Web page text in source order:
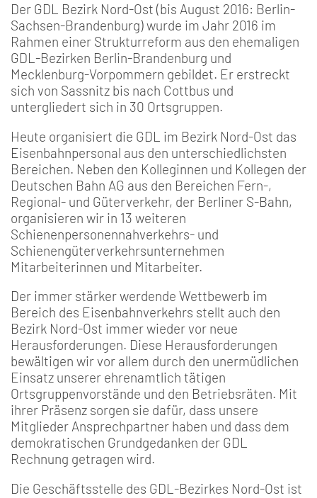
Der GDL Bezirk Nord-Ost (bis August 2016: Berlin-
Sachsen-Brandenburg) wurde im Jahr 2016 im
Rahmen einer Strukturreform aus den ehemaligen
GDL-Bezirken Berlin-Brandenburg und
Mecklenburg-Vorpommern gebildet. Er erstreckt
sich von Sassnitz bis nach Cottbus und
untergliedert sich in 30 Ortsgruppen.
Heute organisiert die GDL im Bezirk Nord-Ost das
Eisenbahnpersonal aus den unterschiedlichsten
Bereichen. Neben den Kolleginnen und Kollegen der
Deutschen Bahn AG aus den Bereichen Fern-,
Regional- und Güterverkehr, der Berliner S-Bahn,
organisieren wir in 13 weiteren
Schienenpersonennahverkehrs- und
Schienengüterverkehrsunternehmen
Mitarbeiterinnen und Mitarbeiter.
Der immer stärker werdende Wettbewerb im
Bereich des Eisenbahnverkehrs stellt auch den
Bezirk Nord-Ost immer wieder vor neue
Herausforderungen. Diese Herausforderungen
bewältigen wir vor allem durch den unermüdlichen
Einsatz unserer ehrenamtlich tätigen
Ortsgruppenvorstände und den Betriebsräten. Mit
ihrer Präsenz sorgen sie dafür, dass unsere
Mitglieder Ansprechpartner haben und dass dem
demokratischen Grundgedanken der GDL
Rechnung getragen wird.
Die Geschäftsstelle des GDL-Bezirkes Nord-Ost ist